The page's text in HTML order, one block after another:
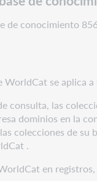
de conocimiento
se aplica
consulta, las
dominios en la
colecciones de
.
en